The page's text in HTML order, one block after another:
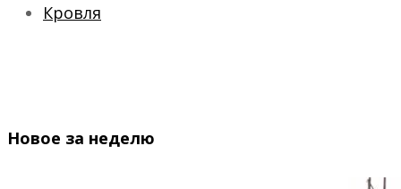
Кровля
Новое за неделю